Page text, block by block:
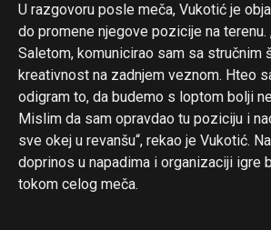
U razgovoru posle meča, Vukotić je
do promene njegove pozicije na terenu.
Saletom, komunicirao sam sa stručnim
kreativnost na zadnjem veznom. Hteo
odigram to, da budemo s loptom bolji
Mislim da sam opravdao tu poziciju i
sve okej u revanšu“, rekao je Vukotić.
doprinos u napadima i organizaciji igre
tokom celog meča.